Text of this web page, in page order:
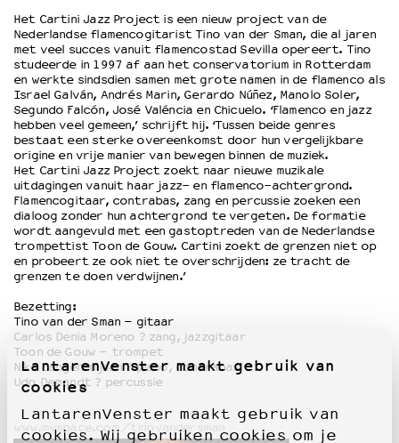
LantarenVenster maakt gebruik van
cookies
LantarenVenster maakt gebruik van
cookies. Wij gebruiken cookies om je
Wie is wie
Word vriend
Historie
Partners
Huisregels
Privacyverklaring
Integriteits- en gedragscode
Duurzaamheid
Culturele boycot Israël
Ruimte voor artistieke vrijheid – VNPF
Het Cartini Jazz Project is een nieuw project van de
Nederlandse flamencogitarist Tino van der Sman, die al jaren
met veel succes vanuit flamencostad Sevilla opereert. Tino
studeerde in 1997 af aan het conservatorium in Rotterdam
en werkte sindsdien samen met grote namen in de flamenco als
Israel Galván, Andrés Marin, Gerardo Núñez, Manolo Soler,
Segundo Falcón, José Valéncia en Chicuelo. ‘Flamenco en jazz
hebben veel gemeen,’ schrijft hij. ‘Tussen beide genres
bestaat een sterke overeenkomst door hun vergelijkbare
origine en vrije manier van bewegen binnen de muziek.
Het Cartini Jazz Project zoekt naar nieuwe muzikale
uitdagingen vanuit haar jazz- en flamenco-achtergrond.
Flamencogitaar, contrabas, zang en percussie zoeken een
dialoog zonder hun achtergrond te vergeten. De formatie
wordt aangevuld met een gastoptreden van de Nederlandse
trompettist Toon de Gouw. Cartini zoekt de grenzen niet op
en probeert ze ook niet te overschrijden: ze tracht de
grenzen te doen verdwijnen.’
Bezetting:
Tino van der Sman – gitaar
Carlos Denia Moreno ? zang, jazzgitaar
Toon de Gouw – trompet
Niko Langenhuijsen ? piano, contrabas
Udo Demandt ? percussie
www.myspace.com/tinovandersman